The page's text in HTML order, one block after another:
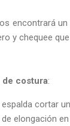
encontrará
y chequee
costura:
cortar
elongación